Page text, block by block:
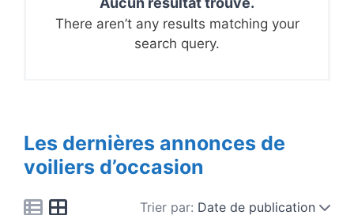
There aren’t any results matching your
search query.
Les dernières annonces de
voiliers d’occasion
Trier par: Date de publication